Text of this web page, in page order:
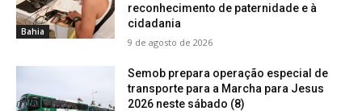
Bahia
reconhecimento de paternidade e à
cidadania
9 de agosto de 2026
Semob prepara operação especial de
transporte para a Marcha para Jesus
2026 neste sábado (8)